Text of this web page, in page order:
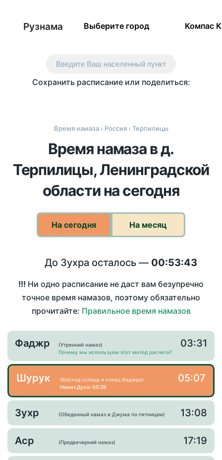
Рузнама Выберите город Компас
Введите Ваш населенный пункт
Сохранить расписание или поделиться:
Время намаза› Россия› Терпилицы
Время намаза в д.
Терпилицы, Ленинградской
области на сегодня
На сегодня На месяц
До Зухра осталось — 00:53:43
!!! Ни одно расписание не даст вам безупречно
точное время намазов, поэтому обязательно
прочитайте: Правильное время намазов
Фаджр
(Утренний намаз)
Почему мы используем этот метод расчета?
03:31
Шурук
(Восход солнца и конец Фаджра)
Намаз Духа: 05:28
05:07
Зухр (Обеденный намаз и Джума по пятницам) 13:08
Аср (Предвечерний намаз) 17:19